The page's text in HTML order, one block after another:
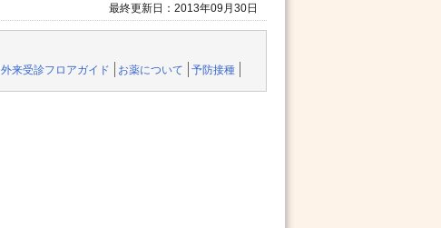
最終更新日：2013年09月30日
外来受診フロアガイド お薬について 予防接種